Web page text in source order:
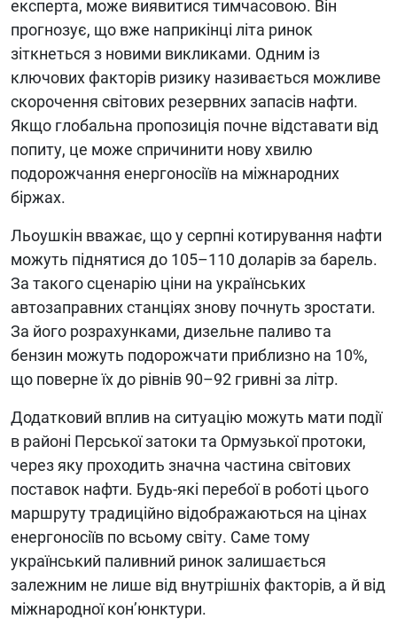
експерта, може виявитися тимчасовою. Він
прогнозує, що вже наприкінці літа ринок
зіткнеться з новими викликами. Одним із
ключових факторів ризику називається можливе
скорочення світових резервних запасів нафти.
Якщо глобальна пропозиція почне відставати від
попиту, це може спричинити нову хвилю
подорожчання енергоносіїв на міжнародних
біржах.
Льоушкін вважає, що у серпні котирування нафти
можуть піднятися до 105–110 доларів за барель.
За такого сценарію ціни на українських
автозаправних станціях знову почнуть зростати.
За його розрахунками, дизельне паливо та
бензин можуть подорожчати приблизно на 10%,
що поверне їх до рівнів 90–92 гривні за літр.
Додатковий вплив на ситуацію можуть мати події
в районі Перської затоки та Ормузької протоки,
через яку проходить значна частина світових
поставок нафти. Будь-які перебої в роботі цього
маршруту традиційно відображаються на цінах
енергоносіїв по всьому світу. Саме тому
український паливний ринок залишається
залежним не лише від внутрішніх факторів, а й від
міжнародної кон’юнктури.